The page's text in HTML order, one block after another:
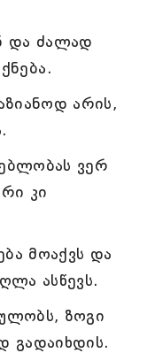
და ძალად
არის,
ვერ
კი
მოაქვს და
ასწევს.
ზოგი
გადაიხდის.